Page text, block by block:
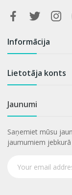
Informācija
Lietotāja konts
Jaunumi
Saņemiet mūsu
jaumumiem